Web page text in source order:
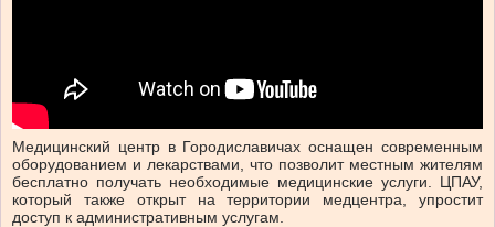
Медицинский центр в Городиславичах оснащен современным
оборудованием и лекарствами, что позволит местным жителям
бесплатно получать необходимые медицинские услуги. ЦПАУ,
который также открыт на территории медцентра, упростит
доступ к административным услугам.